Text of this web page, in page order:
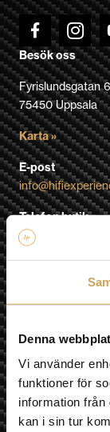
Denna
Vi använder
funktioner för
information
kan i sin tur
Besök oss
Fyrislundsgatan
75450 Uppsala
Karta »
E-post
Telefon butik
018-124010
0709-145444
Jag